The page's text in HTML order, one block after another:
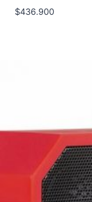
$436.900